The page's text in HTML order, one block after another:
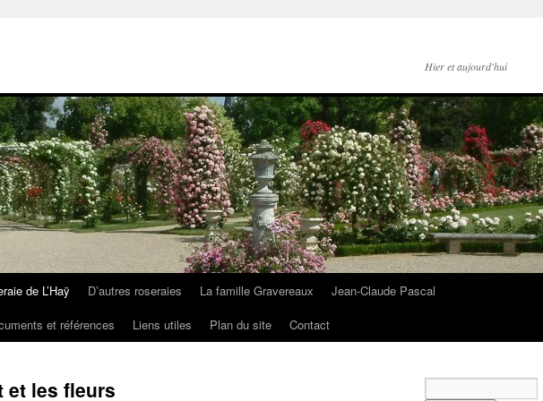
Hier et aujourd'hui
de L’Haÿ D’autres roseraies La famille Gravereaux
Jean-Claude Pascal
et références Liens utiles Plan du site Contact
et les fleurs